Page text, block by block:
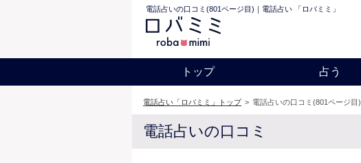
電話占いの口コミ(801ページ目)｜電話占い 「ロバミミ」
トップ 占う
電話占い「ロバミミ」トップ > 電話占いの口コミ(801ページ目)
電話占いの口コミ